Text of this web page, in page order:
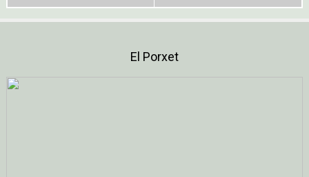
El Porxet